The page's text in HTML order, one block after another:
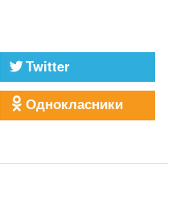
Twitter
Однокласники